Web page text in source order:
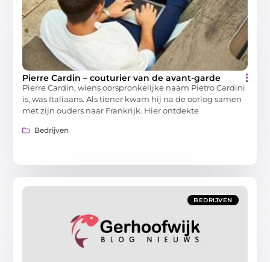
Pierre Cardin – couturier van de avant-garde
Pierre Cardin, wiens oorspronkelijke naam Pietro Cardini
is, was Italiaans. Als tiener kwam hij na de oorlog samen
met zijn ouders naar Frankrijk. Hier ontdekte
Bedrijven
BEDRIJVEN